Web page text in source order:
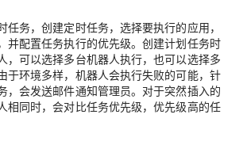
任务，创建定时任务，选择要执行的应用，
并配置任务执行的优先级。创建计划任务时
，可以选择多台机器人执行，也可以选择多
于环境多样，机器人会执行失败的可能，针
，会发送邮件通知管理员。对于突然插入的
相同时，会对比任务优先级，优先级高的任